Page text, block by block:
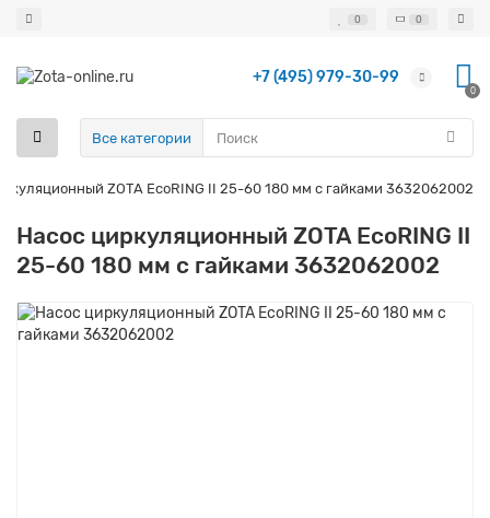
0 0
+7 (495) 979-30-99
0
Все категории
ZOTA EcoRING II 25-60 180 мм с гайками 3632062002
Насос циркуляционный ZOTA EcoRING II
25-60 180 мм с гайками 3632062002